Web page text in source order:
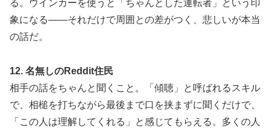
る。ウインカーを使うと「ちゃんとした運転者」という印
象になる——それだけで周囲との差がつく、悲しいが本当
の話だ。
12. 名無しのReddit住民
相手の話をちゃんと聞くこと。「傾聴」と呼ばれるスキル
で、相槌を打ちながら最後まで口を挟まずに聞くだけで、
「この人は理解してくれる」と感じてもらえる。多くの人